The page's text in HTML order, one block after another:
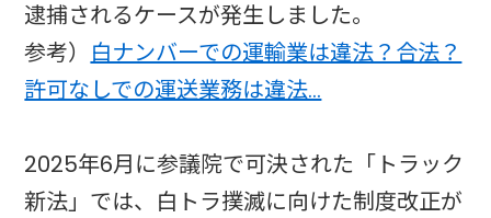
逮捕されるケースが発生しました。
参考） 白ナンバーでの運輸業は違法？合法？
許可なしでの運送業務は違法…
2025年6月に参議院で可決された「トラック
新法」では、白トラ撲滅に向けた制度改正が